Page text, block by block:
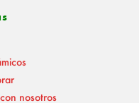
nosotros